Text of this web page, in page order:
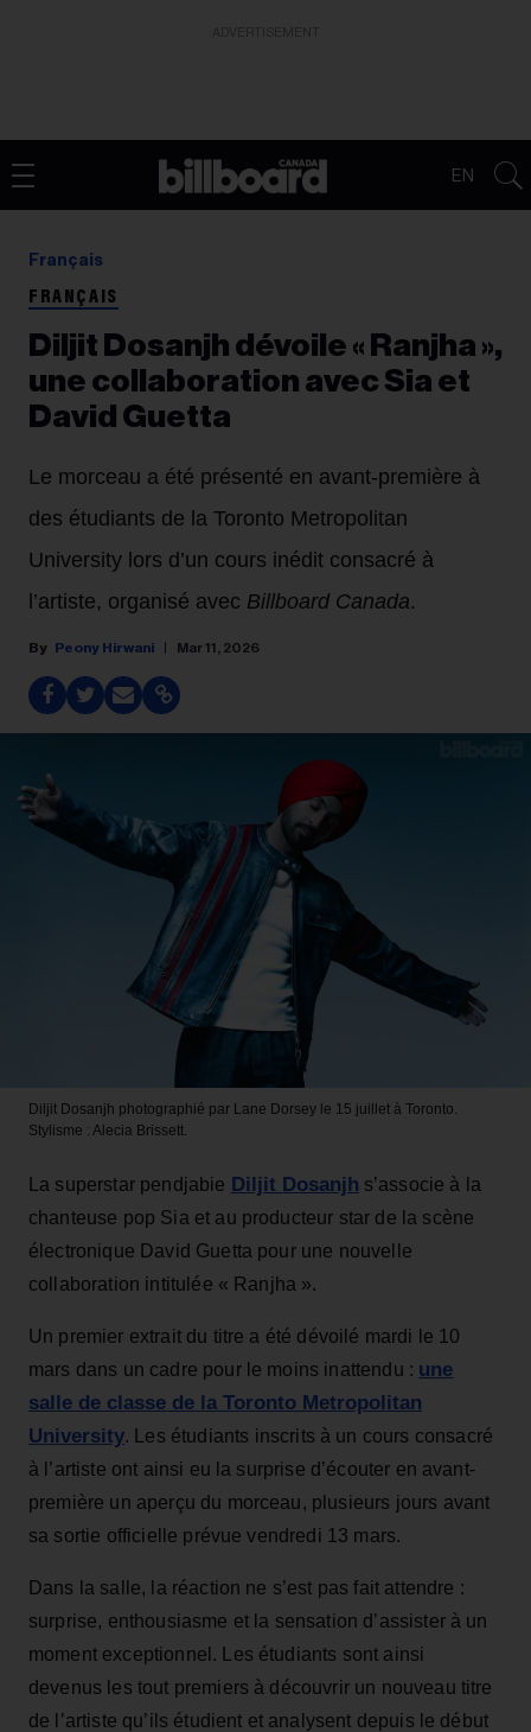
EN
Français
FRANÇAIS
Diljit Dosanjh dévoile « Ranjha »,
une collaboration avec Sia et
David Guetta
Le morceau a été présenté en avant-première à
des étudiants de la Toronto Metropolitan
University lors d’un cours inédit consacré à
l’artiste, organisé avec Billboard Canada.
Peony Hirwani Mar 11, 2026
Diljit Dosanjh photographié par Lane Dorsey le 15 juillet à Toronto.
Stylisme : Alecia Brissett.
La superstar pendjabie Diljit Dosanjh s’associe à la
chanteuse pop Sia et au producteur star de la scène
électronique David Guetta pour une nouvelle
collaboration intitulée « Ranjha ».
Un premier extrait du titre a été dévoilé mardi le 10
mars dans un cadre pour le moins inattendu : une
salle de classe de la Toronto Metropolitan
University. Les étudiants inscrits à un cours consacré
à l’artiste ont ainsi eu la surprise d’écouter en avant-
première un aperçu du morceau, plusieurs jours avant
sa sortie officielle prévue vendredi 13 mars.
Dans la salle, la réaction ne s’est pas fait attendre :
surprise, enthousiasme et la sensation d’assister à un
moment exceptionnel. Les étudiants sont ainsi
devenus les tout premiers à découvrir un nouveau titre
de l’artiste qu’ils étudient et analysent depuis le début